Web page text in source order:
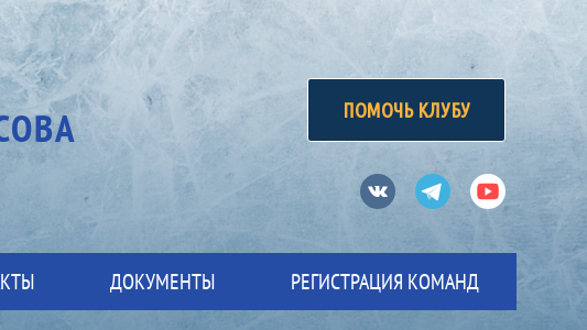
ПОМОЧЬ КЛУБУ
ВконтактеТелеграмЮтуб
ДОКУМЕНТЫ РЕГИСТРАЦИЯ КОМАНД